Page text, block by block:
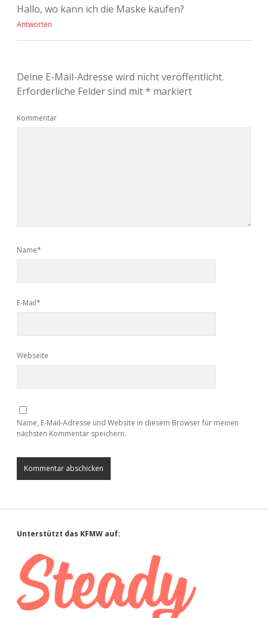
Hallo, wo kann ich die Maske kaufen?
Antworten
Deine E-Mail-Adresse wird nicht veröffentlicht.
Erforderliche Felder sind mit* markiert
Kommentar
Name*
E-Mail*
Webseite
Name, E-Mail-Adresse und Website in diesem Browser für meinen
nächsten Kommentar speichern.
Sidebar
Unterstützt das KFMW auf: